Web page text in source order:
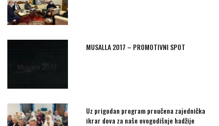
MUSALLA 2017 – PROMOTIVNI SPOT
Uz prigodan program proučena zajednička
ikrar dova za naše ovogodišnje hadžije